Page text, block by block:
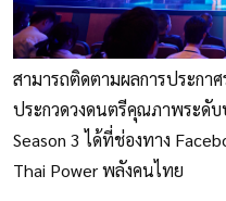
สามารถติดตามผลการประกา
ประกวดวงดนตรีคุณภาพระดับ
Season 3 ได้ที่ช่องทาง
Thai Power พลังคนไทย